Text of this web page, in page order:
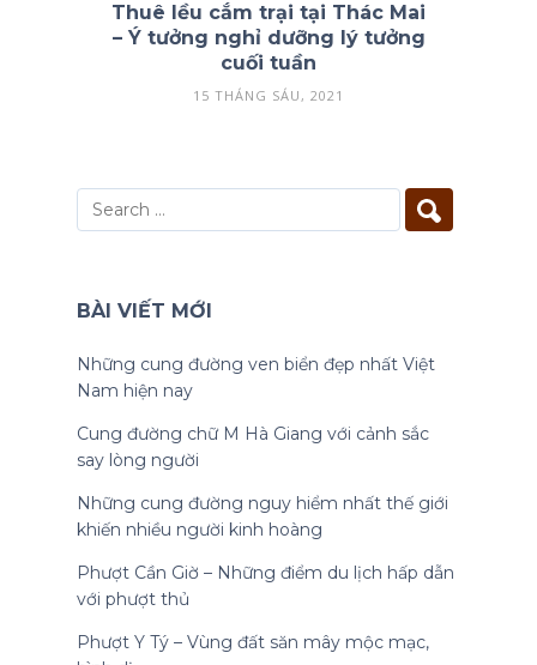
Thuê lều cắm trại tại Thác Mai
– Ý tưởng nghỉ dưỡng lý tưởng
cuối tuần
15 THÁNG SÁU, 2021
BÀI VIẾT MỚI
Những cung đường ven biển đẹp nhất Việt
Nam hiện nay
Cung đường chữ M Hà Giang với cảnh sắc
say lòng người
Những cung đường nguy hiểm nhất thế giới
khiến nhiều người kinh hoàng
Phượt Cần Giờ – Những điểm du lịch hấp dẫn
với phượt thủ
Phượt Y Tý – Vùng đất săn mây mộc mạc,